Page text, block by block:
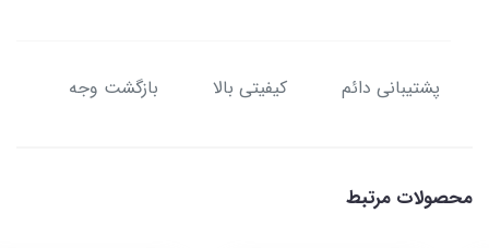
پشتیبانی دائم کیفیتی بالا بازگشت وجه
محصولات مرتبط